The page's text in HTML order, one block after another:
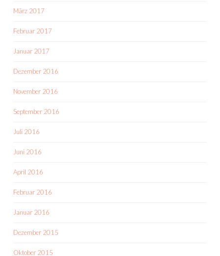
März 2017
Februar 2017
Januar 2017
Dezember 2016
November 2016
September 2016
Juli 2016
Juni 2016
April 2016
Februar 2016
Januar 2016
Dezember 2015
Oktober 2015